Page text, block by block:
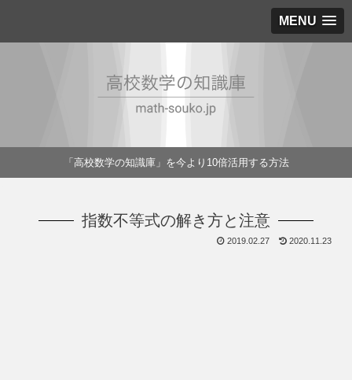
MENU
「高校数学の知識庫」を今より10倍活用する方法
指数不等式の解き方と注意
2019.02.27 2020.11.23